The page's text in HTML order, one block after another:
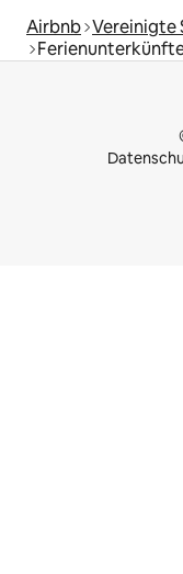
Airbnb Vereinigte